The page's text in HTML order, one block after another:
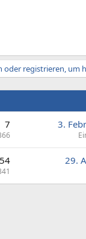
oder registrieren, um
7 3.
54 29.